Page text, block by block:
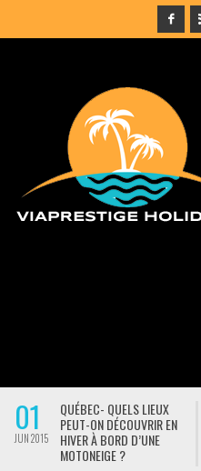
01
JUN 2015
QUÉBEC- QUELS LIEUX
PEUT-ON DÉCOUVRIR EN
HIVER À BORD D’UNE
MOTONEIGE ?